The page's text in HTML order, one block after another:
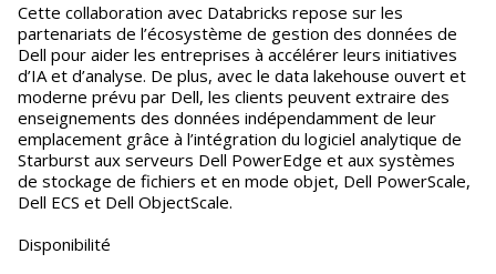
Cette collaboration avec Databricks repose sur les
partenariats de l’écosystème de gestion des données de
Dell pour aider les entreprises à accélérer leurs initiatives
d’IA et d’analyse. De plus, avec le data lakehouse ouvert et
moderne prévu par Dell, les clients peuvent extraire des
enseignements des données indépendamment de leur
emplacement grâce à l’intégration du logiciel analytique de
Starburst aux serveurs Dell PowerEdge et aux systèmes
de stockage de fichiers et en mode objet, Dell PowerScale,
Dell ECS et Dell ObjectScale.
Disponibilité